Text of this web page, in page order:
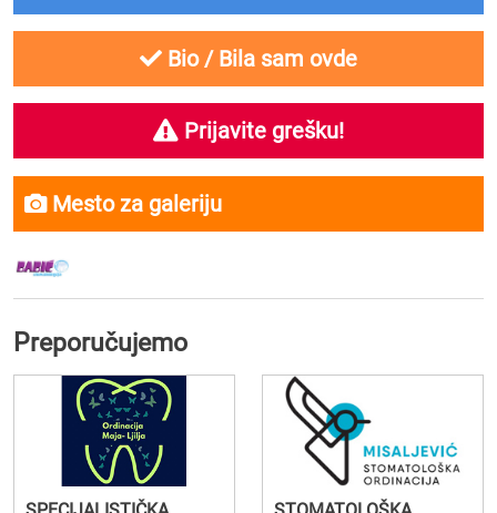
Bio / Bila sam ovde
Prijavite grešku!
Mesto za galeriju
Preporučujemo